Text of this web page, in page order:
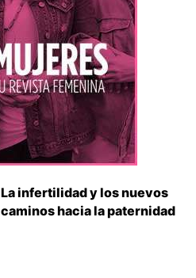
La infertilidad y los nuevos
caminos hacia la paternidad